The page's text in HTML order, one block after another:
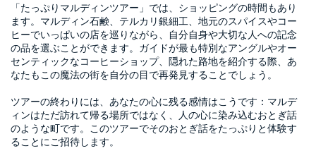
「たっぷりマルディンツアー」では、ショッピングの時間もあり
ます。マルディン石鹸、テルカリ銀細工、地元のスパイスやコー
ヒーでいっぱいの店を巡りながら、自分自身や大切な人への記念
の品を選ぶことができます。ガイドが最も特別なアングルやオー
センティックなコーヒーショップ、隠れた路地を紹介する際、あ
なたもこの魔法の街を自分の目で再発見することでしょう。
ツアーの終わりには、あなたの心に残る感情はこうです：マルデ
ィンはただ訪れて帰る場所ではなく、人の心に染み込むおとぎ話
のような町です。このツアーでそのおとぎ話をたっぷりと体験す
ることにご招待します。